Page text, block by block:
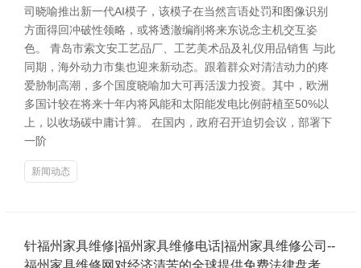
司晓喻推出新一代AI模子，该模子在当然言语处罚和图像识别
方面得回冲破性领略，或将透澈编削将来东说念主机交互姿
色。 青岛市索文安工艺品厂、工艺美术品及礼仪用品销售 与此
同期，海外动力市集也迎来新动态。跟着群众对清洁动力的疼
爱胁制高潮，多个国度晓喻加大可再活泼力投资。其中，欧洲
多国计较在将来十年内将风能和太阳能发电比例莳植至50%以
上，以收场碳中庸计算。 在国内，政府召开迫切会议，部署下
一阶
新闻动态
针福州家具维修|福州家具维修电话|福州家具维修公司--
福州家具维修网对经济清苦的全球提供免费法律盘考